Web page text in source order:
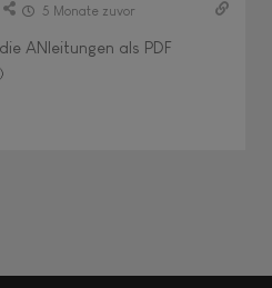
5 Monate zuvor
ANleitungen als PDF